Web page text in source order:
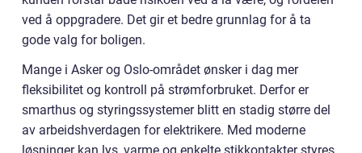
ved å oppgradere. Det gir et bedre grunnlag for å ta
gode valg for boligen.
Mange i Asker og Oslo-området ønsker i dag mer
fleksibilitet og kontroll på strømforbruket. Derfor er
smarthus og styringssystemer blitt en stadig større del
av arbeidshverdagen for elektrikere. Med moderne